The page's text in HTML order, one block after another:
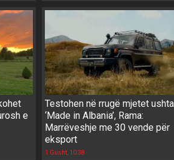
e
Testohen në rrugë mjetet
‘Made in Albania’, Rama:
Marrëveshje me 30 vende për
eksport
1 Gusht, 10:38